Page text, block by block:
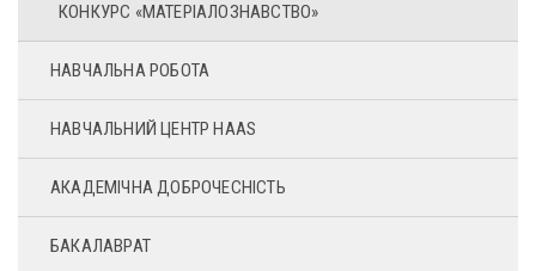
КОНКУРС «МАТЕРІАЛОЗНАВСТВО»
НАВЧАЛЬНА РОБОТА
НАВЧАЛЬНИЙ ЦЕНТР HAAS
АКАДЕМІЧНА ДОБРОЧЕСНІСТЬ
БАКАЛАВРАТ